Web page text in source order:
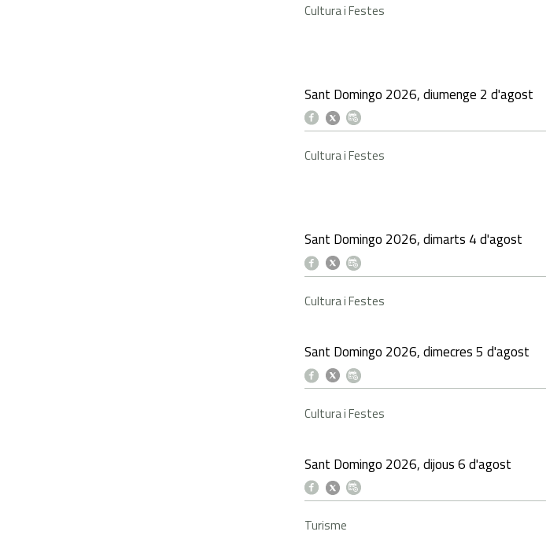
Cultura i Festes
Sant Domingo 2026, diumenge 2 d'agost
Cultura i Festes
Sant Domingo 2026, dimarts 4 d'agost
Cultura i Festes
Sant Domingo 2026, dimecres 5 d'agost
Cultura i Festes
Sant Domingo 2026, dijous 6 d'agost
Turisme